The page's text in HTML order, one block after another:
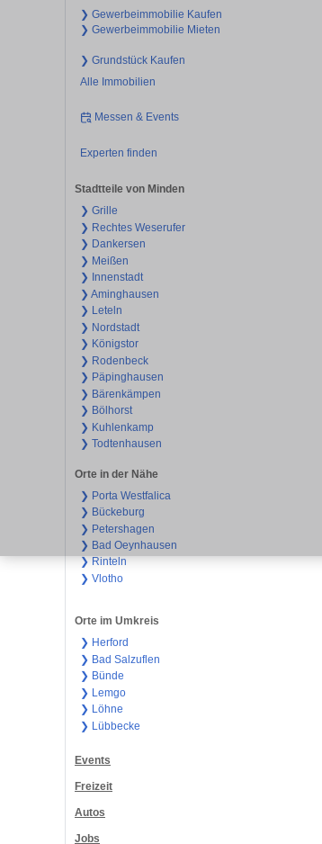
❯ Gewerbeimmobilie Kaufen
❯ Gewerbeimmobilie Mieten
❯ Grundstück Kaufen
Alle Immobilien
Messen & Events
Experten finden
Stadtteile von Minden
❯ Grille
❯ Rechtes Weserufer
❯ Dankersen
❯ Meißen
❯ Innenstadt
❯ Aminghausen
❯ Leteln
❯ Nordstadt
❯ Königstor
❯ Rodenbeck
❯ Päpinghausen
❯ Bärenkämpen
❯ Bölhorst
❯ Kuhlenkamp
❯ Todtenhausen
Orte in der Nähe
❯ Porta Westfalica
❯ Bückeburg
❯ Petershagen
❯ Bad Oeynhausen
❯ Rinteln
❯ Vlotho
Orte im Umkreis
❯ Herford
❯ Bad Salzuflen
❯ Bünde
❯ Lemgo
❯ Löhne
❯ Lübbecke
Events
Freizeit
Autos
Jobs